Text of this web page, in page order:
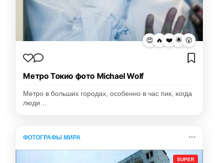
😍 🔥 ❤️ 🌟 😮
Метро Токио фото Michael Wolf
Метро в больших городах, особенно в час пик, когда
люди…
ФОТОГРАФЫ МИРА
SUPER